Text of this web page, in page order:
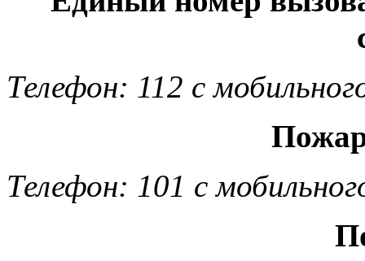
Телефон: 112 с
Телефон: 101 с